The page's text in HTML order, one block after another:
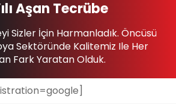
Aşan Tecrübe
Sizler İçin Harmanladık. Öncüsü
Sektöründe Kalitemiz Ile Her
Fark Yaratan Olduk.